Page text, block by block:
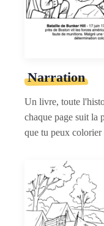
Narration
Un livre, toute
chaque page suit la
que tu peux